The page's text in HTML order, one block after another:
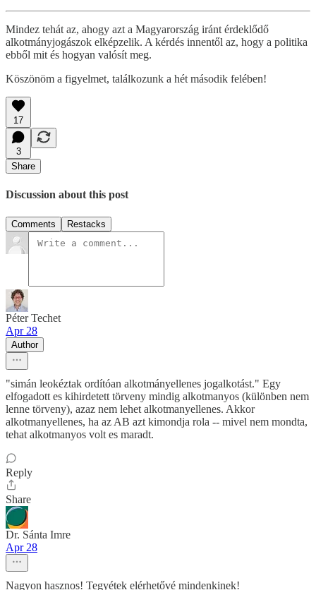
Mindez tehát az, ahogy azt a Magyarország iránt érdeklődő
alkotmányjogászok elképzelik. A kérdés innentől az, hogy a politika
ebből mit és hogyan valósít meg.
Köszönöm a figyelmet, találkozunk a hét második felében!
17
3
Share
Discussion about this post
Comments Restacks
Péter Techet
Apr 28
Author
"simán leokéztak ordítóan alkotmányellenes jogalkotást." Egy
elfogadott es kihirdetett törveny mindig alkotmanyos (különben nem
lenne törveny), azaz nem lehet alkotmanyellenes. Akkor
alkotmanyellenes, ha az AB azt kimondja rola -- mivel nem mondta,
tehat alkotmanyos volt es maradt.
Reply
Share
Dr. Sánta Imre
Apr 28
Nagyon hasznos! Tegyétek elérhetővé mindenkinek!